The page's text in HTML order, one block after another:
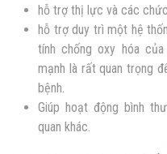
hỗ trợ thị lực và các
hỗ trợ duy trì một hệ
tính chống oxy hóa
mạnh là rất quan trọng
bệnh.
Giúp hoạt động bình
quan khác.